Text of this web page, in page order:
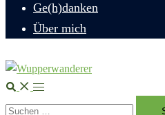
Ge(h)danken
Über mich
Suche Menü
umschalten
Suchen